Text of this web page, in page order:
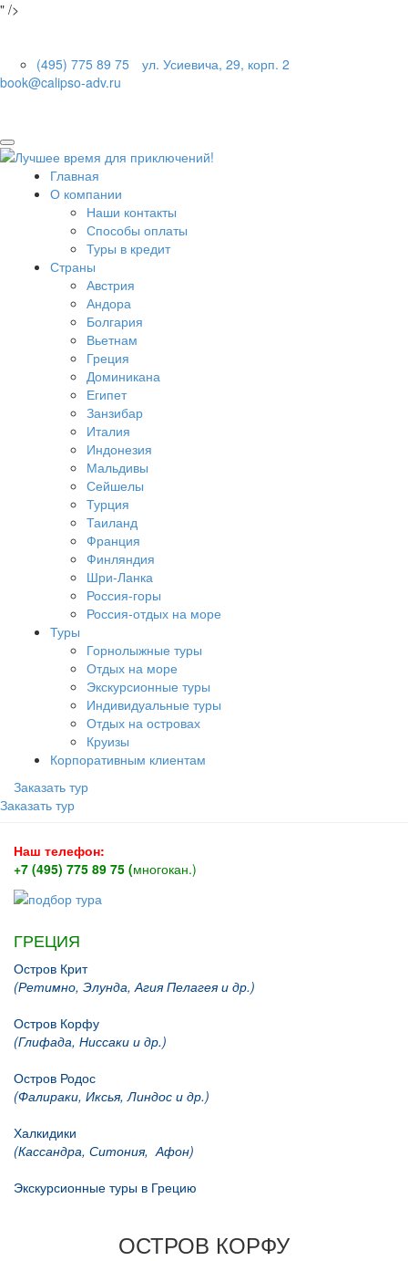
" />
(495) 775 89 75
ул. Усиевича, 29, корп. 2
book@calipso-adv.ru
Главная
О компании
Наши контакты
Способы оплаты
Туры в кредит
Страны
Австрия
Андора
Болгария
Вьетнам
Греция
Доминикана
Египет
Занзибар
Италия
Индонезия
Мальдивы
Сейшелы
Турция
Таиланд
Франция
Финляндия
Шри-Ланка
Россия-горы
Россия-отдых на море
Туры
Горнолыжные туры
Отдых на море
Экскурсионные туры
Индивидуальные туры
Отдых на островах
Круизы
Корпоративным клиентам
Заказать тур
Заказать тур
Наш телефон:
+7 (495) 775 89 75 (многокан.)
ГРЕЦИЯ
Остров Крит
(Ретимно, Элунда, Агия Пелагея и др.)
Остров Корфу
(Глифада, Ниссаки и др.)
Остров Родос
(Фалираки, Иксья, Линдос и др.)
Халкидики
(Кассандра, Ситония, Афон)
Экскурсионные туры в Грецию
ОСТРОВ КОРФУ